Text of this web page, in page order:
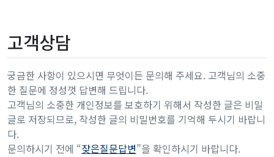
고객상담
궁금한 사항이 있으시면 무엇이든 문의해 주세요. 고객님의 소중
한 질문에 정성껏 답변해 드립니다.
고객님의 소중한 개인정보를 보호하기 위해서 작성한 글은 비밀
글로 저장되므로, 작성한 글의 비밀번호를 기억해 두시기 바랍니
다.
문의하시기 전에 “잦은질문답변”을 확인하시기 바랍니다.